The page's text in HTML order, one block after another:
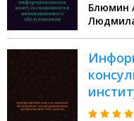
Блюмин
Людмила